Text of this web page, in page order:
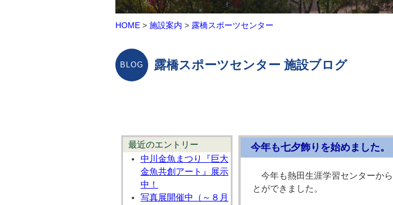
HOME > 施設案内 > 露橋スポーツセンター
露橋スポーツセンター 施設ブログ
最近のエントリー
中川金魚まつり『巨大
金魚共創アート』展示
中！
写真展開催中（～８月
今年も七夕飾りを始めました。
今年も熱田生涯学習センターか
とができました。